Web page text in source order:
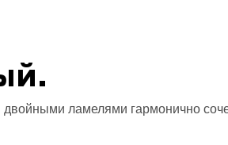
ламелями гармонично